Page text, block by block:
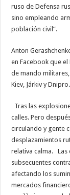
ruso de Defensa
sino empleando
población civil”.
Anton
en Facebook que
de mando
Kiev, Járkiv y Dnipro.
Tras las
calles. Pero
circulando y gente
desplazamientos
relativa calma. Las
subsecuentes
afectando los
mercados